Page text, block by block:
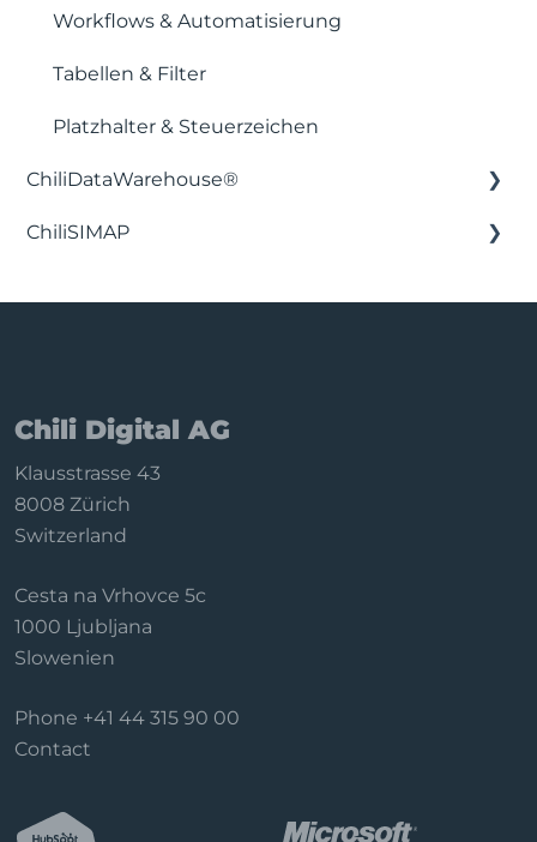
Workflows & Automatisierung
Tabellen & Filter
Platzhalter & Steuerzeichen
ChiliDataWarehouse®
Installation & Einrichtung
ChiliSIMAP
Abonnement
Datenschutz & Deinstallation
Chili Digital AG
Klausstrasse 43
8008 Zürich
Switzerland
Cesta na Vrhovce 5c
1000 Ljubljana
Slowenien
Phone +41 44 315 90 00
Contact